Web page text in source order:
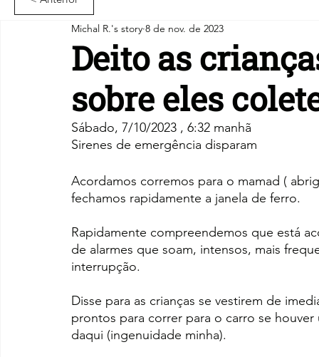
Deito as
sobre eles
Michal R.'s story 8 de nov. de 2023
Sábado, 7/10/2023 , 6:32 manhã
Sirenes de emergência disparam
Acordamos corremos para o mamad (
fechamos rapidamente a janela de ferro.
Rapidamente compreendemos que está
de alarmes que soam, intensos, mais
interrupção.
Disse para as crianças se vestirem de
prontos para correr para o carro se
daqui (ingenuidade minha).